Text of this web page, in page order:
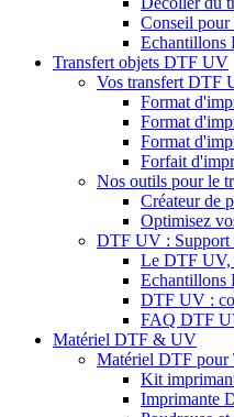
Conseil
Echantillons
Transfert objets DTF UV
Vos transfert DTF
Format
Format
Format
Forfait
Nos outils pour le
Créateur de
Optimisez
DTF UV : Support
Le DTF UV,
DTF UV :
FAQ DTF
Matériel DTF & UV
Matériel DTF pour
Kit
Imprimante